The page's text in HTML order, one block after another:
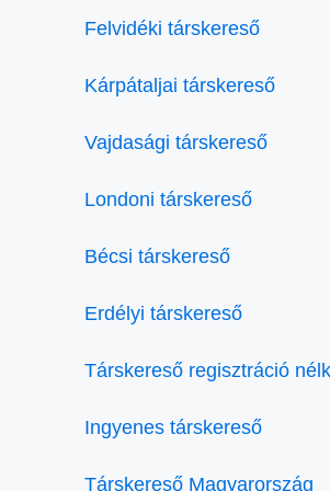
Felvidéki társkereső
Kárpátaljai társkereső
Vajdasági társkereső
Londoni társkereső
Bécsi társkereső
Erdélyi társkereső
Társkereső regisztráció
Ingyenes társkereső
Társkereső Magyarország